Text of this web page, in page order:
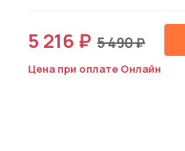
5 216 ₽ 5 490 ₽
Цена при оплате Онлайн